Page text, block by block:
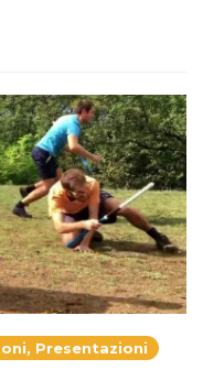
Presentazioni